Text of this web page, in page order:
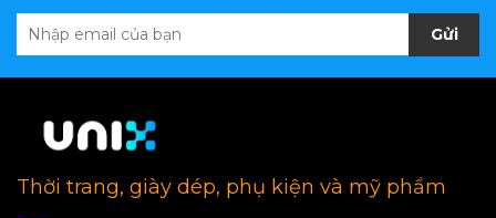
Gửi
Thời trang, giày dép, phụ kiện và mỹ phẩm